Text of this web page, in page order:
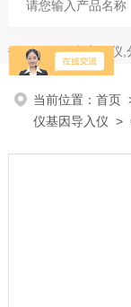
热门关键词：电穿孔仪,
当前位置：首页
仪基因导入仪 >